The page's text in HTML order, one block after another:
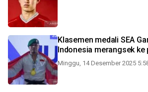
Klasemen medali SEA
Indonesia merangsek ke
Minggu, 14 Desember 2025